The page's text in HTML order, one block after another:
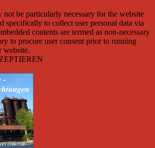
be particularly necessary for the website
specifically to collect user personal data via
contents are termed as non-necessary
to procure user consent prior to running
website.